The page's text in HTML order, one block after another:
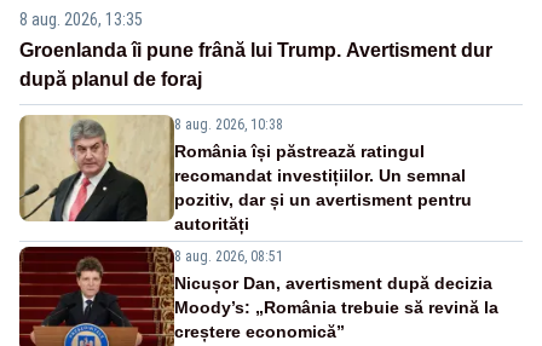
8 aug. 2026, 13:35
Groenlanda îi pune frână lui Trump. Avertisment dur
după planul de foraj
8 aug. 2026, 10:38
România își păstrează ratingul
recomandat investițiilor. Un semnal
pozitiv, dar și un avertisment pentru
autorități
8 aug. 2026, 08:51
Nicușor Dan, avertisment după decizia
Moody’s: „România trebuie să revină la
creștere economică”